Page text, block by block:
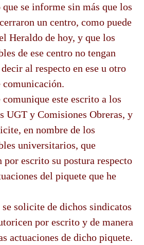
que se informe sin más que los
un centro, como puede
Heraldo de hoy, y que los
de ese centro no tengan
al respecto en ese u otro
comunicación.
este escrito a los
UGT y Comisiones Obreras, y
en nombre de los
universitarios, que
por escrito su postura respecto
del piquete que he
solicite de dichos sindicatos
por escrito y de manera
actuaciones de dicho piquete.